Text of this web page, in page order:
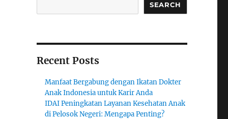
SEARCH
Recent Posts
Manfaat Bergabung dengan Ikatan Dokter
Anak Indonesia untuk Karir Anda
IDAI Peningkatan Layanan Kesehatan Anak
di Pelosok Negeri: Mengapa Penting?